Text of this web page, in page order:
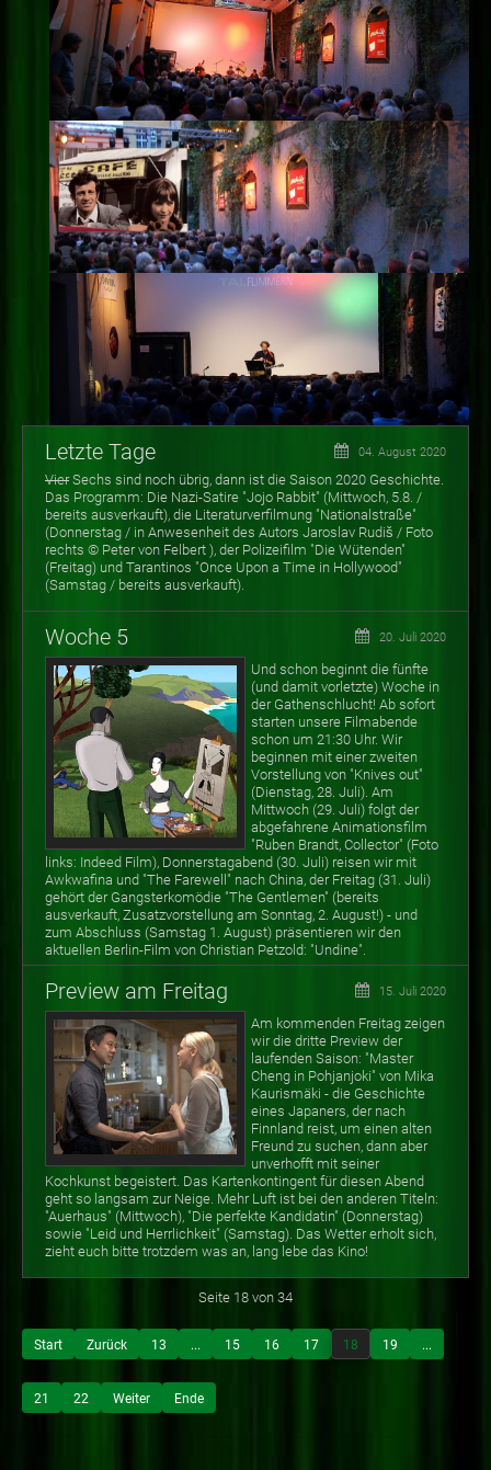
Letzte Tage 04. August 2020
VierSechs sind noch übrig, dann ist die Saison 2020 Geschichte.
Das Programm: Die Nazi-Satire "Jojo Rabbit" (Mittwoch, 5.8. /
bereits ausverkauft), die Literaturverfilmung "Nationalstraße"
(Donnerstag / in Anwesenheit des Autors Jaroslav Rudiš / Foto
rechts © Peter von Felbert ), der Polizeifilm "Die Wütenden"
(Freitag) und Tarantinos "Once Upon a Time in Hollywood"
(Samstag / bereits ausverkauft).
Woche 5 20. Juli 2020
Und schon beginnt die fünfte
(und damit vorletzte) Woche in
der Gathenschlucht! Ab sofort
starten unsere Filmabende
schon um 21:30 Uhr. Wir
beginnen mit einer zweiten
Vorstellung von "Knives out"
(Dienstag, 28. Juli). Am
Mittwoch (29. Juli) folgt der
abgefahrene Animationsfilm
"Ruben Brandt, Collector" (Foto
links: Indeed Film), Donnerstagabend (30. Juli) reisen wir mit
Awkwafina und "The Farewell" nach China, der Freitag (31. Juli)
gehört der Gangsterkomödie "The Gentlemen" (bereits
ausverkauft, Zusatzvorstellung am Sonntag, 2. August!) - und
zum Abschluss (Samstag 1. August) präsentieren wir den
aktuellen Berlin-Film von Christian Petzold: "Undine".
Preview am Freitag 15. Juli 2020
Am kommenden Freitag zeigen
wir die dritte Preview der
laufenden Saison: "Master
Cheng in Pohjanjoki" von Mika
Kaurismäki - die Geschichte
eines Japaners, der nach
Finnland reist, um einen alten
Freund zu suchen, dann aber
unverhofft mit seiner
Kochkunst begeistert. Das Kartenkontingent für diesen Abend
geht so langsam zur Neige. Mehr Luft ist bei den anderen Titeln:
"Auerhaus" (Mittwoch), "Die perfekte Kandidatin" (Donnerstag)
sowie "Leid und Herrlichkeit" (Samstag). Das Wetter erholt sich,
zieht euch bitte trotzdem was an, lang lebe das Kino!
Seite 18 von 34
Start Zurück 13 ... 15 16 17 18 19 ...
21 22 Weiter Ende